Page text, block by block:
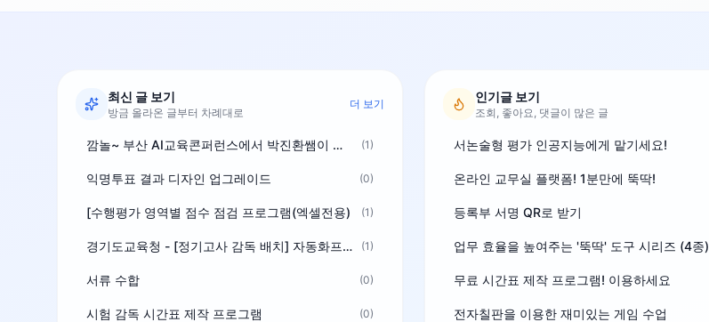
최신 글 보기
방금 올라온 글부터 차례대로
더 보기
깜놀~ 부산 AI교육콘퍼런스에서 박진환쌤이 상받으려 나오셨네요~ ^^ (1)
익명투표 결과 디자인 업그레이드 (0)
[수행평가 영역별 점수 점검 프로그램(엑셀전용) (1)
경기도교육청 - [정기고사 감독 배치] 자동화프로그램 보급 (1)
서류 수합 (0)
시험 감독 시간표 제작 프로그램 (0)
인기글 보기
조회, 좋아요, 댓글이 많은 글
서논술형 평가 인공지능에게 맡기세요!
온라인 교무실 플랫폼! 1분만에 뚝딱!
등록부 서명 QR로 받기
업무 효율을 높여주는 '뚝딱' 도구 시리즈 (4종)
무료 시간표 제작 프로그램! 이용하세요
전자칠판을 이용한 재미있는 게임 수업